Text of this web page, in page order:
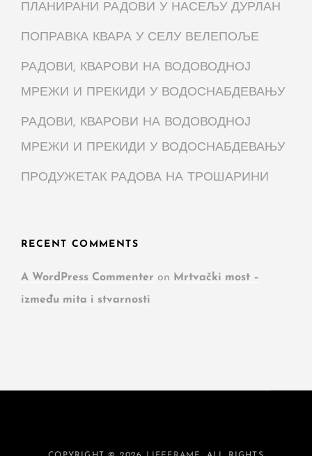
ПЛАНИРАНИ РАДОВИ У НАСЕЉУ ДУРЛАН
ПОПРАВКА КВАРА У СЕЛУ ВЕЛЕПОЉЕ
РАДОВИ, КВАРОВИ НА ВОДОВОДНОЈ
МРЕЖИ И ПРЕКИДИ У ВОДОСНАБДЕВАЊУ
РАДОВИ, КВАРОВИ НА ВОДОВОДНОЈ
МРЕЖИ И ПРЕКИДИ У ВОДОСНАБДЕВАЊУ
ПРОДУЖЕТАК РАДОВА НА ТРОШАРИНИ
RECENT COMMENTS
A WordPress Commenter on Mrtvački most –
između mita i stvarnosti